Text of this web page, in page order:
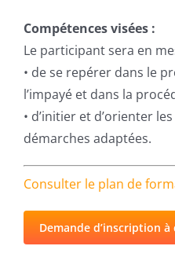
Compétences visées :
Le participant sera en
• de se repérer dans le
l’impayé et dans la
• d’initier et d’orienter
démarches adaptées.
Consulter le plan de
Demande d’inscription